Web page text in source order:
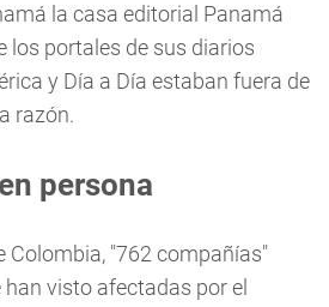
la casa editorial Panamá
los portales de sus diarios
y Día a Día estaban fuera de
razón.
persona
Colombia, "762 compañías"
visto afectadas por el